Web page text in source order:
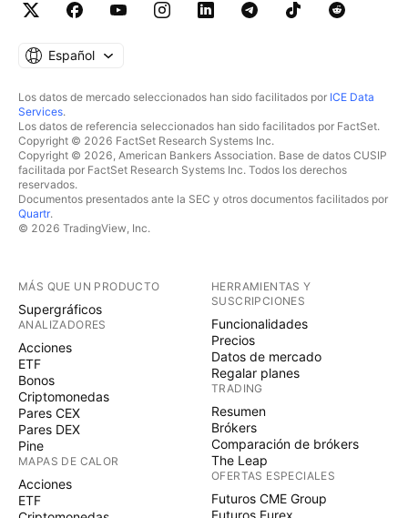
Español
Los datos de mercado seleccionados han sido facilitados por ICE Data
Services.
Los datos de referencia seleccionados han sido facilitados por FactSet.
Copyright © 2026 FactSet Research Systems Inc.
Copyright © 2026, American Bankers Association. Base de datos CUSIP
facilitada por FactSet Research Systems Inc. Todos los derechos
reservados.
Documentos presentados ante la SEC y otros documentos facilitados por
Quartr.
© 2026 TradingView, Inc.
MÁS QUE UN PRODUCTO
Supergráficos
ANALIZADORES
Acciones
ETF
Bonos
Criptomonedas
Pares CEX
Pares DEX
Pine
MAPAS DE CALOR
Acciones
ETF
HERRAMIENTAS Y
SUSCRIPCIONES
Funcionalidades
Precios
Datos de mercado
Regalar planes
TRADING
Resumen
Brókers
Comparación de brókers
The Leap
OFERTAS ESPECIALES
Futuros CME Group
Futuros Eurex